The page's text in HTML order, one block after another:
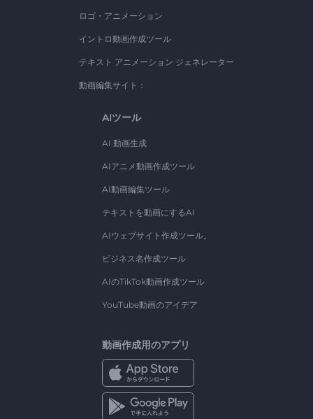
ロゴ・アニメーション
イントロ動画作成ツール
テキスト アニメーション ジェネレーター
動画編集サイト：
AIツール
AI 動画生成
AIアニメ動画作成ツール
AI動画編集ツール
テキストを動画にするAI
AIウェブサイト作成ツール。
ビジネス名作成ツール
AIのTikTok動画作成ツール
YouTube動画のアイデア
動画作成用のアプリ